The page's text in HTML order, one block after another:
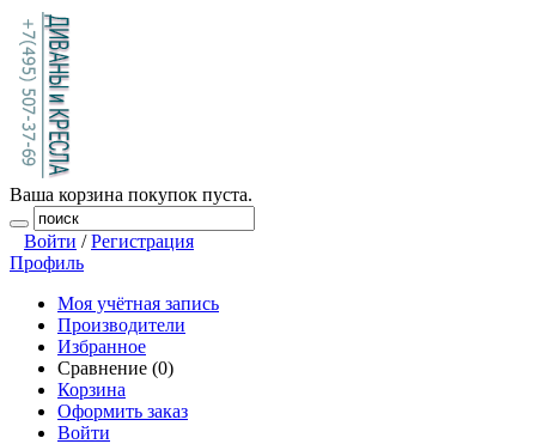
Ваша корзина покупок пуста.
Войти /Регистрация
Профиль
Моя учётная запись
Производители
Избранное
Сравнение (0)
Корзина
Оформить заказ
Войти